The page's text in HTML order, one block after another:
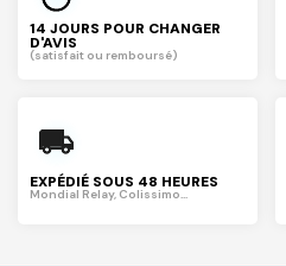
14 JOURS POUR CHANGER
D'AVIS
(satisfait ou remboursé)
EXPÉDIÉ SOUS 48 HEURES
Mondial Relay, Colissimo...